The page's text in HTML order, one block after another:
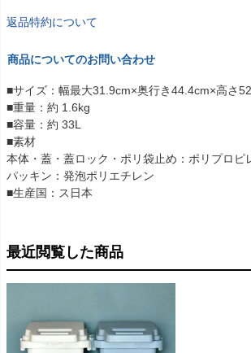
返品特約について
商品についてのお問い合わせ
■サイズ：幅最大31.9cm×奥行き44.4cm×高さ
■重量：約 1.6kg
■容量：約 33L
■素材
本体・蓋・蓋ロック・ポリ袋止め：ポリプロピ
パッキン：発泡ポリエチレン
■生産国：ス日本
最近閲覧した商品